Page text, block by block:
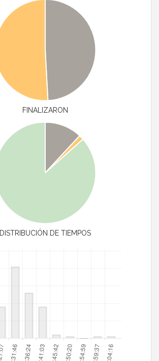
FINALIZARON
DISTRIBUCIÓN DE TIEMPOS